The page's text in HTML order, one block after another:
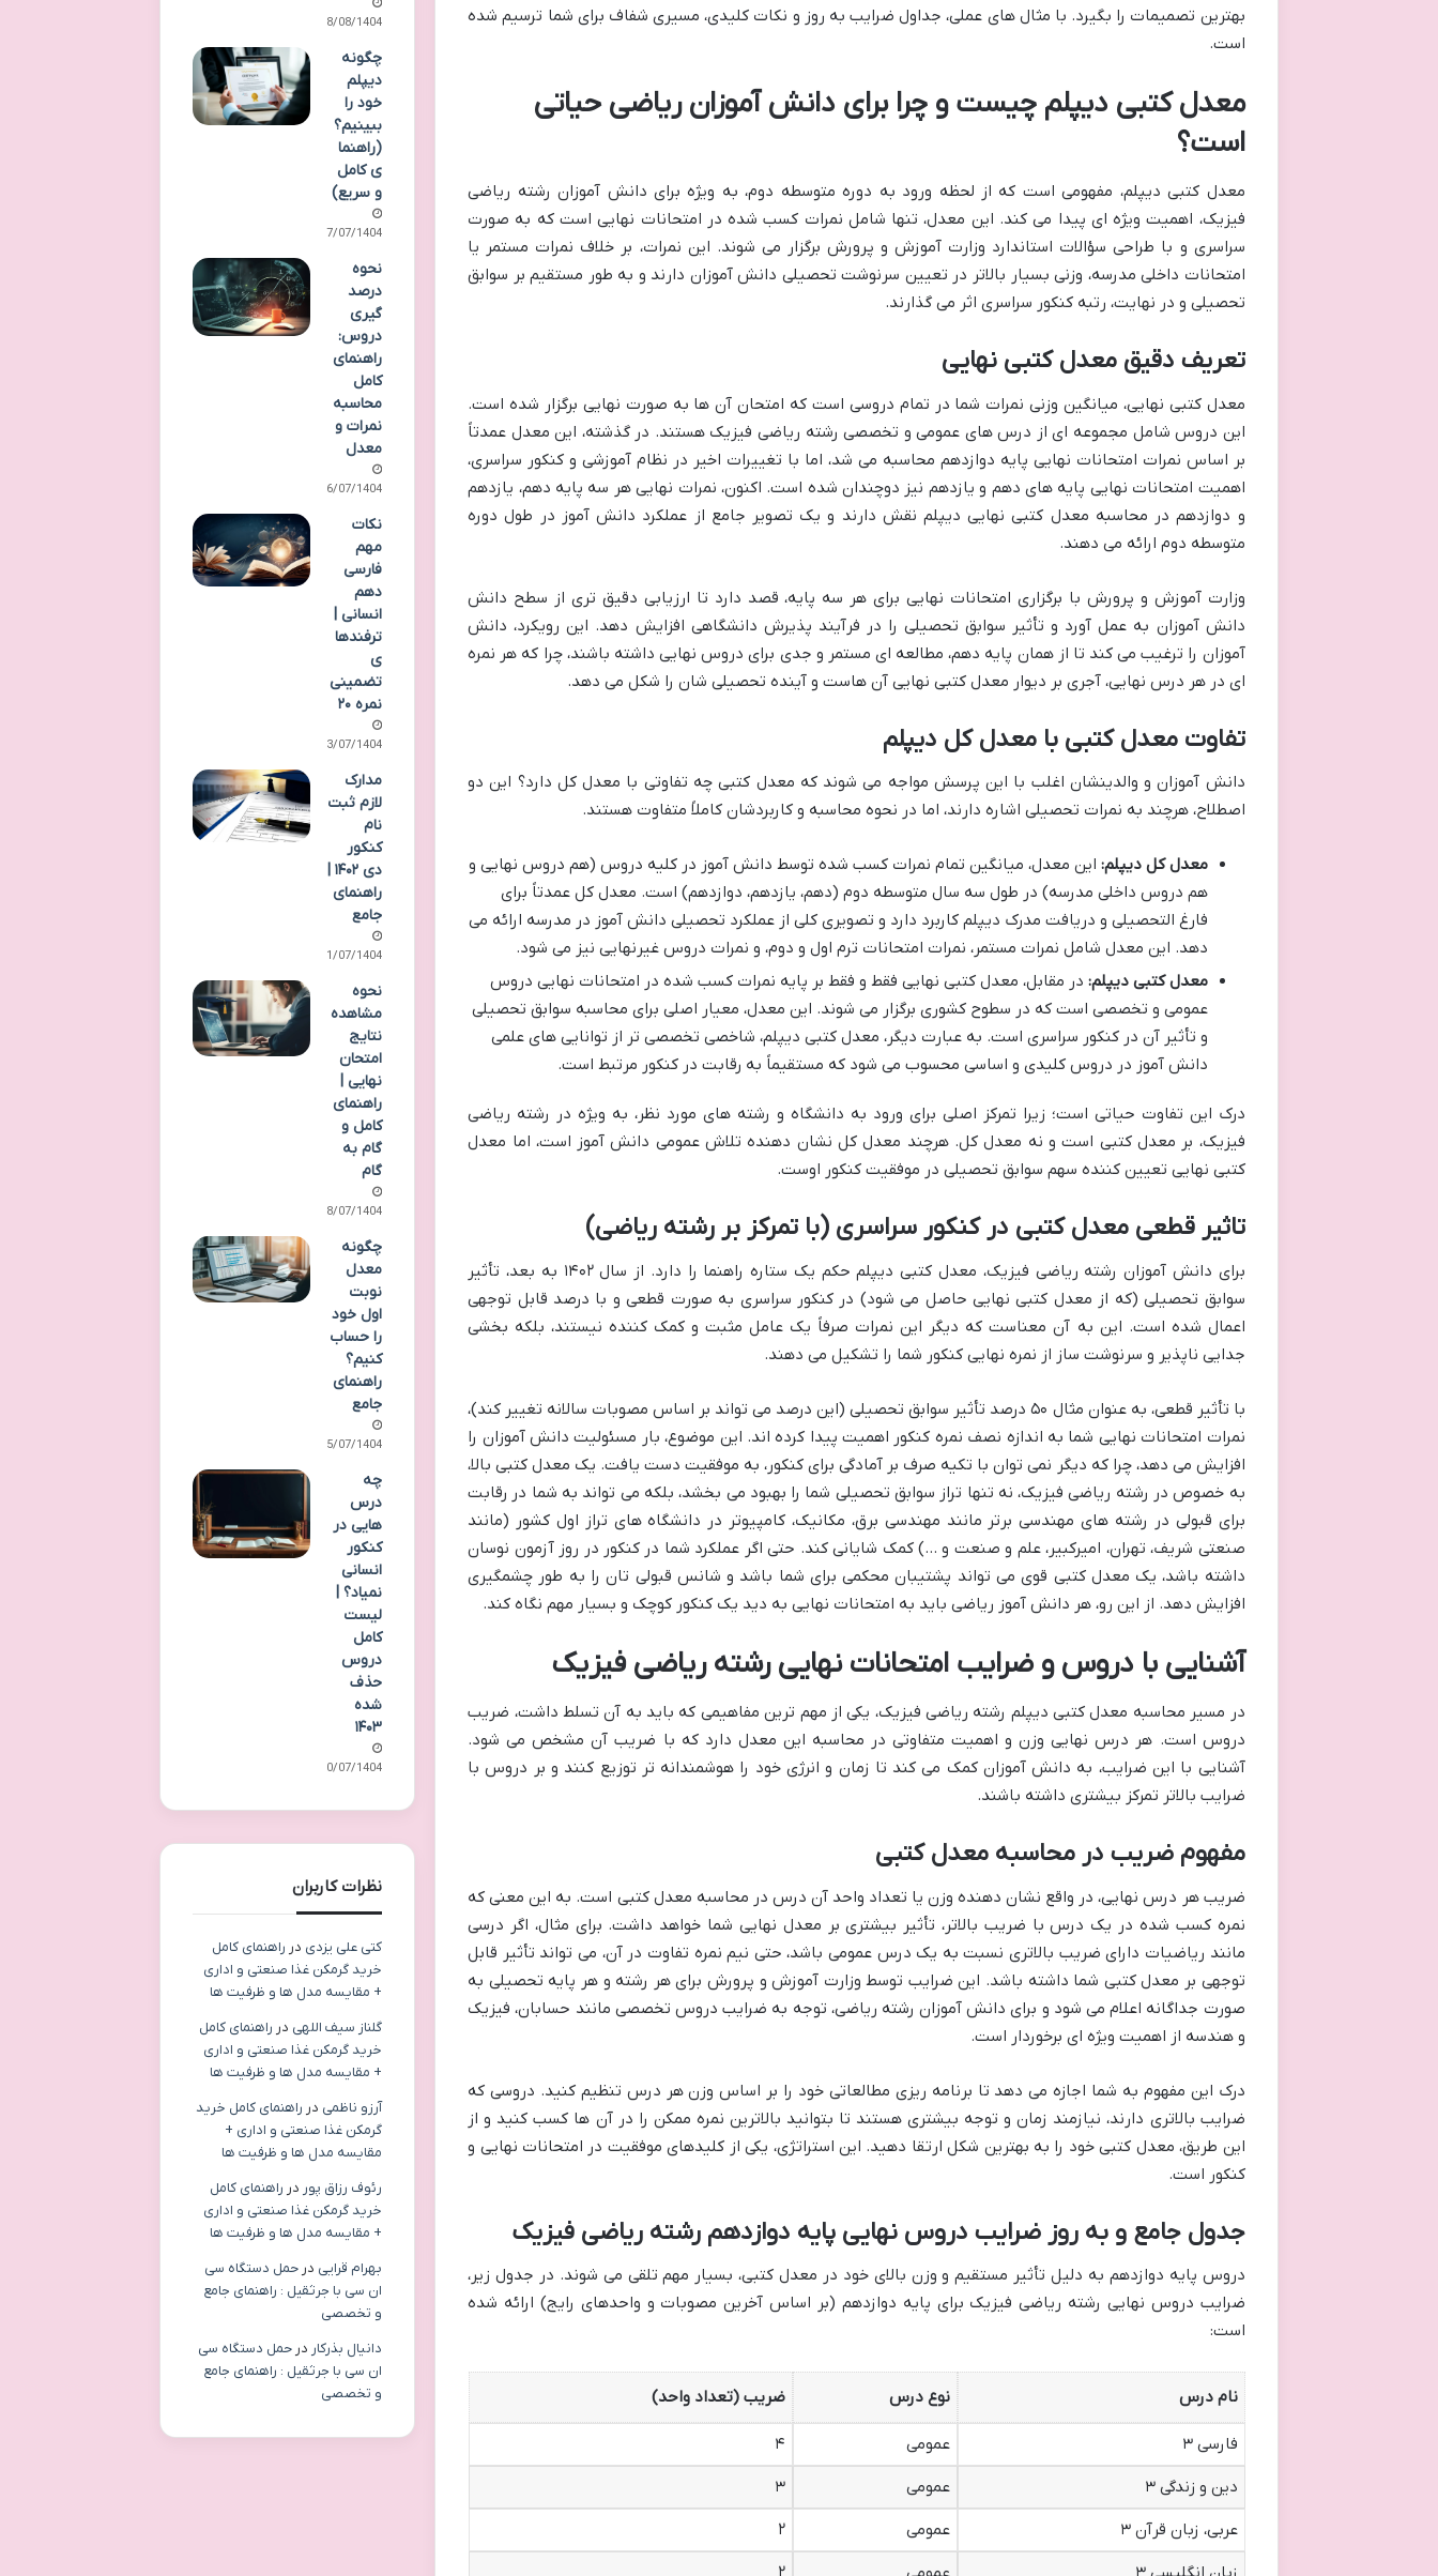
بهترین تصمیمات را بگیرد. با مثال های عملی، جداول ضرایب به روز و نکات کلیدی، مسیری شفاف برای شما ترسیم شده
است.
معدل کتبی دیپلم چیست و چرا برای دانش آموزان ریاضی حیاتی
است؟
معدل کتبی دیپلم، مفهومی است که از لحظه ورود به دوره متوسطه دوم، به ویژه برای دانش آموزان رشته ریاضی
فیزیک، اهمیت ویژه ای پیدا می کند. این معدل، تنها شامل نمرات کسب شده در امتحانات نهایی است که به صورت
سراسری و با طراحی سؤالات استاندارد وزارت آموزش و پرورش برگزار می شوند. این نمرات، بر خلاف نمرات مستمر یا
امتحانات داخلی مدرسه، وزنی بسیار بالاتر در تعیین سرنوشت تحصیلی دانش آموزان دارند و به طور مستقیم بر سوابق
تحصیلی و در نهایت، رتبه کنکور سراسری اثر می گذارند.
تعریف دقیق معدل کتبی نهایی
معدل کتبی نهایی، میانگین وزنی نمرات شما در تمام دروسی است که امتحان آن ها به صورت نهایی برگزار شده است.
این دروس شامل مجموعه ای از درس های عمومی و تخصصی رشته ریاضی فیزیک هستند. در گذشته، این معدل عمدتاً
بر اساس نمرات امتحانات نهایی پایه دوازدهم محاسبه می شد، اما با تغییرات اخیر در نظام آموزشی و کنکور سراسری،
اهمیت امتحانات نهایی پایه های دهم و یازدهم نیز دوچندان شده است. اکنون، نمرات نهایی هر سه پایه دهم، یازدهم
و دوازدهم در محاسبه معدل کتبی نهایی دیپلم نقش دارند و یک تصویر جامع از عملکرد دانش آموز در طول دوره
متوسطه دوم ارائه می دهند.
وزارت آموزش و پرورش با برگزاری امتحانات نهایی برای هر سه پایه، قصد دارد تا ارزیابی دقیق تری از سطح دانش
دانش آموزان به عمل آورد و تأثیر سوابق تحصیلی را در فرآیند پذیرش دانشگاهی افزایش دهد. این رویکرد، دانش
آموزان را ترغیب می کند تا از همان پایه دهم، مطالعه ای مستمر و جدی برای دروس نهایی داشته باشند، چرا که هر نمره
ای در هر درس نهایی، آجری بر دیوار معدل کتبی نهایی آن هاست و آینده تحصیلی شان را شکل می دهد.
تفاوت معدل کتبی با معدل کل دیپلم
دانش آموزان و والدینشان اغلب با این پرسش مواجه می شوند که معدل کتبی چه تفاوتی با معدل کل دارد؟ این دو
اصطلاح، هرچند به نمرات تحصیلی اشاره دارند، اما در نحوه محاسبه و کاربردشان کاملاً متفاوت هستند.
معدل کل دیپلم: این معدل، میانگین تمام نمرات کسب شده توسط دانش آموز در کلیه دروس (هم دروس نهایی و
هم دروس داخلی مدرسه) در طول سه سال متوسطه دوم (دهم، یازدهم، دوازدهم) است. معدل کل عمدتاً برای
فارغ التحصیلی و دریافت مدرک دیپلم کاربرد دارد و تصویری کلی از عملکرد تحصیلی دانش آموز در مدرسه ارائه می
دهد. این معدل شامل نمرات مستمر، نمرات امتحانات ترم اول و دوم، و نمرات دروس غیرنهایی نیز می شود.
معدل کتبی دیپلم: در مقابل، معدل کتبی نهایی فقط و فقط بر پایه نمرات کسب شده در امتحانات نهایی دروس
عمومی و تخصصی است که در سطوح کشوری برگزار می شوند. این معدل، معیار اصلی برای محاسبه سوابق تحصیلی
و تأثیر آن در کنکور سراسری است. به عبارت دیگر، معدل کتبی دیپلم، شاخصی تخصصی تر از توانایی های علمی
دانش آموز در دروس کلیدی و اساسی محسوب می شود که مستقیماً به رقابت در کنکور مرتبط است.
درک این تفاوت حیاتی است؛ زیرا تمرکز اصلی برای ورود به دانشگاه و رشته های مورد نظر، به ویژه در رشته ریاضی
فیزیک، بر معدل کتبی است و نه معدل کل. هرچند معدل کل نشان دهنده تلاش عمومی دانش آموز است، اما معدل
کتبی نهایی تعیین کننده سهم سوابق تحصیلی در موفقیت کنکور اوست.
تاثیر قطعی معدل کتبی در کنکور سراسری (با تمرکز بر رشته ریاضی)
برای دانش آموزان رشته ریاضی فیزیک، معدل کتبی دیپلم حکم یک ستاره راهنما را دارد. از سال ۱۴۰۲ به بعد، تأثیر
سوابق تحصیلی (که از معدل کتبی نهایی حاصل می شود) در کنکور سراسری به صورت قطعی و با درصد قابل توجهی
اعمال شده است. این به آن معناست که دیگر این نمرات صرفاً یک عامل مثبت و کمک کننده نیستند، بلکه بخشی
جدایی ناپذیر و سرنوشت ساز از نمره نهایی کنکور شما را تشکیل می دهند.
با تأثیر قطعی، به عنوان مثال ۵۰ درصد تأثیر سوابق تحصیلی (این درصد می تواند بر اساس مصوبات سالانه تغییر کند)،
نمرات امتحانات نهایی شما به اندازه نصف نمره کنکور اهمیت پیدا کرده اند. این موضوع، بار مسئولیت دانش آموزان را
افزایش می دهد، چرا که دیگر نمی توان با تکیه صرف بر آمادگی برای کنکور، به موفقیت دست یافت. یک معدل کتبی بالا،
به خصوص در رشته ریاضی فیزیک، نه تنها تراز سوابق تحصیلی شما را بهبود می بخشد، بلکه می تواند به شما در رقابت
برای قبولی در رشته های مهندسی برتر مانند مهندسی برق، مکانیک، کامپیوتر در دانشگاه های تراز اول کشور (مانند
صنعتی شریف، تهران، امیرکبیر، علم و صنعت و …) کمک شایانی کند. حتی اگر عملکرد شما در کنکور در روز آزمون نوسان
داشته باشد، یک معدل کتبی قوی می تواند پشتیبان محکمی برای شما باشد و شانس قبولی تان را به طور چشمگیری
افزایش دهد. از این رو، هر دانش آموز ریاضی باید به امتحانات نهایی به دید یک کنکور کوچک و بسیار مهم نگاه کند.
آشنایی با دروس و ضرایب امتحانات نهایی رشته ریاضی فیزیک
در مسیر محاسبه معدل کتبی دیپلم رشته ریاضی فیزیک، یکی از مهم ترین مفاهیمی که باید به آن تسلط داشت، ضریب
دروس است. هر درس نهایی وزن و اهمیت متفاوتی در محاسبه این معدل دارد که با ضریب آن مشخص می شود.
آشنایی با این ضرایب، به دانش آموزان کمک می کند تا زمان و انرژی خود را هوشمندانه تر توزیع کنند و بر دروس با
ضرایب بالاتر تمرکز بیشتری داشته باشند.
مفهوم ضریب در محاسبه معدل کتبی
ضریب هر درس نهایی، در واقع نشان دهنده وزن یا تعداد واحد آن درس در محاسبه معدل کتبی است. به این معنی که
نمره کسب شده در یک درس با ضریب بالاتر، تأثیر بیشتری بر معدل نهایی شما خواهد داشت. برای مثال، اگر درسی
مانند ریاضیات دارای ضریب بالاتری نسبت به یک درس عمومی باشد، حتی نیم نمره تفاوت در آن، می تواند تأثیر قابل
توجهی بر معدل کتبی شما داشته باشد. این ضرایب توسط وزارت آموزش و پرورش برای هر رشته و هر پایه تحصیلی به
صورت جداگانه اعلام می شود و برای دانش آموزان رشته ریاضی، توجه به ضرایب دروس تخصصی مانند حسابان، فیزیک
و هندسه از اهمیت ویژه ای برخوردار است.
درک این مفهوم به شما اجازه می دهد تا برنامه ریزی مطالعاتی خود را بر اساس وزن هر درس تنظیم کنید. دروسی که
ضرایب بالاتری دارند، نیازمند زمان و توجه بیشتری هستند تا بتوانید بالاترین نمره ممکن را در آن ها کسب کنید و از
این طریق، معدل کتبی خود را به بهترین شکل ارتقا دهید. این استراتژی، یکی از کلیدهای موفقیت در امتحانات نهایی و
کنکور است.
جدول جامع و به روز ضرایب دروس نهایی پایه دوازدهم رشته ریاضی فیزیک
دروس پایه دوازدهم به دلیل تأثیر مستقیم و وزن بالای خود در معدل کتبی، بسیار مهم تلقی می شوند. در جدول زیر،
ضرایب دروس نهایی رشته ریاضی فیزیک برای پایه دوازدهم (بر اساس آخرین مصوبات و واحدهای رایج) ارائه شده
است:
نام درس نوع درس ضریب (تعداد واحد)
فارسی ۳ عمومی
۴
دین و زندگی ۳
عمومی
۳
عربی، زبان قرآن ۳
عمومی
۲
08/08/1404
چگونه
دیپلم
خود را
ببینیم؟
(راهنما
ی کامل
و سریع)
27/07/1404
نحوه
درصد
گیری
دروس:
راهنمای
کامل
محاسبه
نمرات و
معدل
26/07/1404
نکات
مهم
فارسی
دهم
انسانی |
ترفندها
ی
تضمینی
نمره ۲۰
23/07/1404
مدارک
لازم ثبت
نام
کنکور
دی ۱۴۰۲ |
راهنمای
جامع
21/07/1404
نحوه
مشاهده
نتایج
امتحان
نهایی |
راهنمای
کامل و
گام به
گام
18/07/1404
چگونه
معدل
نوبت
اول خود
را حساب
کنیم؟
راهنمای
جامع
15/07/1404
چه
درس
هایی در
کنکور
انسانی
نمیاد؟ |
لیست
کامل
دروس
حذف
شده
۱۴۰۳
10/07/1404
نظرات کاربران
کتی علی یزدی در راهنمای کامل
خرید گرمکن غذا صنعتی و اداری
+ مقایسه مدل ها و ظرفیت ها
گلناز سیف اللهی در راهنمای کامل
خرید گرمکن غذا صنعتی و اداری
+ مقایسه مدل ها و ظرفیت ها
آرزو ناظمی در راهنمای کامل خرید
گرمکن غذا صنعتی و اداری +
مقایسه مدل ها و ظرفیت ها
رئوف رزاق پور در راهنمای کامل
خرید گرمکن غذا صنعتی و اداری
+ مقایسه مدل ها و ظرفیت ها
بهرام قرایی در حمل دستگاه سی
ان سی با جرثقیل : راهنمای جامع
و تخصصی
دانیال بذرکار در حمل دستگاه سی
ان سی با جرثقیل : راهنمای جامع
و تخصصی